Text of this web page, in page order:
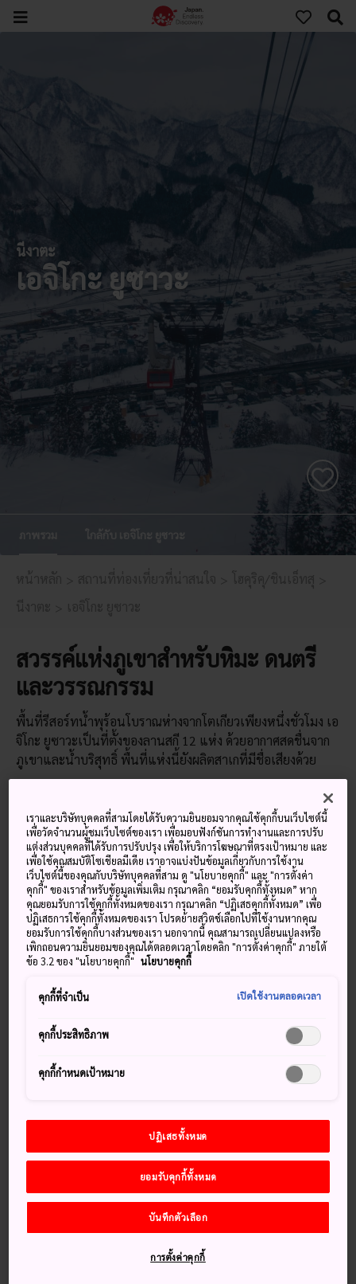
นีงาตะ
เอจิโกะ ยูซาวะ
สวรรค์แห่งภูเขาสำหรับหิมะ ดนตรี
และวรรณกรรม
พื้นที่รีสอร์ทน้ำพุร้อนโบราณห่างจากโตเกียวเพียงหนึ่งชั่วโมง เอ
จิโกะ ยูซาวะเป็นที่ตั้งของลานสกี 12 แห่ง ด้วยอากาศสดชื่นจาก
ภูเขาและน้ำบริสุทธิ์ พื้นที่แห่งนี้ยังผลิตสาเกที่มีชื่อเสียงด้วย
พลาดไม่ได้
แช่ตัวเพื่อผ่อนคลายในน้ำพุร้อนหลังจากหมดวันบน
เนินเขา
ลองดื่มสาเกนีงาตะประเภทต่างๆ ที่ปงชูคัง
สนุกไปกับดนตรีร็อกระดับโลกที่ฟูจิร็อคเฟสติวัลใน
ช่วงฤดูร้อน
สามารถเดินทางไปยังเอจิโกะ ยูซาวะได้อย่างง่ายดายทางรถไฟ
สำหรับทางรถไฟ สถานีเอจิโกะ ยูซาวะห่างจากโตเกียว
ประมาณ 80 นาทีในสายรถไฟเจอาร์โจเอ็ทสึ ชินคันเซนจาก
สถานีโตเกียวหรืออุเอโนะ
ทางรถยนต์จะใช้เวลาประมาณสองชั่วโมงเพื่อขับจากโตเกียว
บนเส้นทางหลวงคาเน็ทสุ ชุมทางที่ใกล้ที่สุดคือยูซาวะ ไอซี
เราและบริษัทบุคคลที่สามโดยได้รับความยินยอมจากคุณใช้คุกกี้บนเว็บไซต์นี้
เพื่อวัดจำนวนผู้ชมเว็บไซต์ของเรา เพื่อมอบฟังก์ชันการทำงานและการปรับ
แต่งส่วนบุคคลที่ได้รับการปรับปรุง เพื่อให้บริการโฆษณาที่ตรงเป้าหมาย และ
เพื่อใช้คุณสมบัติโซเชียลมีเดีย เราอาจแบ่งปันข้อมูลเกี่ยวกับการใช้งาน
เว็บไซต์นี้ของคุณกับบริษัทบุคคลที่สาม ดู "นโยบายคุกกี้" และ "การตั้งค่า
คุกกี้" ของเราสำหรับข้อมูลเพิ่มเติม กรุณาคลิก “ยอมรับคุกกี้ทั้งหมด” หาก
คุณยอมรับการใช้คุกกี้ทั้งหมดของเรา กรุณาคลิก “ปฏิเสธคุกกี้ทั้งหมด” เพื่อ
ปฏิเสธการใช้คุกกี้ทั้งหมดของเรา โปรดย้ายสวิตช์เลือกไปที่ใช้งานหากคุณ
ยอมรับการใช้คุกกี้บางส่วนของเรา นอกจากนี้ คุณสามารถเปลี่ยนแปลงหรือ
เพิกถอนความยินยอมของคุณได้ตลอดเวลาโดยคลิก "การตั้งค่าคุกกี้" ภายใต้
ข้อ 3.2 ของ "นโยบายคุกกี้" นโยบายคุกกี้
คุกกี้ที่จำเป็น เปิดใช้งานตลอดเวลา
คุกกี้ประสิทธิภาพ
คุกกี้กำหนดเป้าหมาย
ปฏิเสธทั้งหมด
ยอมรับคุกกี้ทั้งหมด
บันทึกตัวเลือก
การตั้งค่าคุกกี้